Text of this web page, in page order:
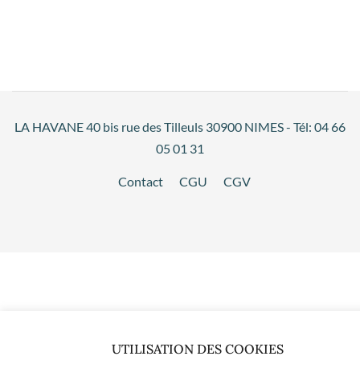
LA HAVANE 40 bis rue des Tilleuls 30900 NIMES - Tél: 04 66
05 01 31
Contact CGU CGV
UTILISATION DES COOKIES